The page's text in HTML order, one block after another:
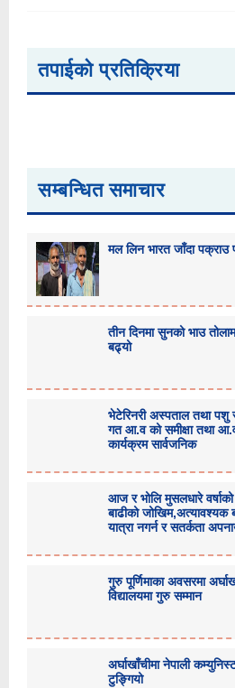
तपाईको प्रतिक्रिया
सम्बन्धित समाचार
मल लिन भारत जाँदा पक्राउ
तीन दिनमा सुनको भाउ
बढ्यो
भेटेरिनरी अस्पताल तथा पशु
गत आ.व को समीक्षा तथा
कार्यक्रम सार्वजनिक
आज र भोलि मुसलधारे
बाढीको
यात्रा नगर्न र सतर्कता
गुरु पूर्णिमाका अवसरमा
विद्यालयमा गुरु सम्मान
अर्घाखाँचीमा नेपाली
टुङ्गियो